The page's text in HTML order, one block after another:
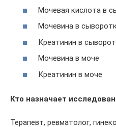
Мочевая кислота в
Мочевина в
Креатинин в
Мочевина в моче
Креатинин в моче
Кто назначает
Терапевт, ревматолог,